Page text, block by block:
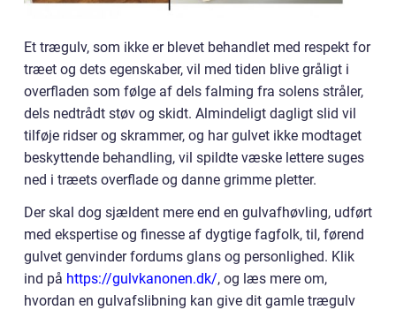
Et trægulv, som ikke er blevet behandlet med respekt for
træet og dets egenskaber, vil med tiden blive gråligt i
overfladen som følge af dels falming fra solens stråler,
dels nedtrådt støv og skidt. Almindeligt dagligt slid vil
tilføje ridser og skrammer, og har gulvet ikke modtaget
beskyttende behandling, vil spildte væske lettere suges
ned i træets overflade og danne grimme pletter.
Der skal dog sjældent mere end en gulvafhøvling, udført
med ekspertise og finesse af dygtige fagfolk, til, førend
gulvet genvinder fordums glans og personlighed. Klik
ind på https://gulvkanonen.dk/, og læs mere om,
hvordan en gulvafslibning kan give dit gamle trægulv